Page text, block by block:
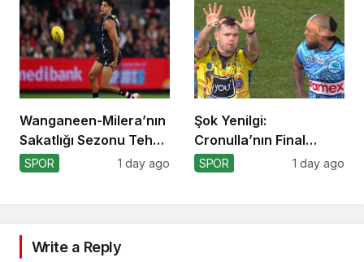
Wanganeen-Milera’nın
Sakatlığı Sezonu Tehdit
Ediyor
SPOR 1 day ago
Şok Yenilgi:
Cronulla’nın Final
Umutları Sarsıldı
SPOR 1 day ago
Write a Reply